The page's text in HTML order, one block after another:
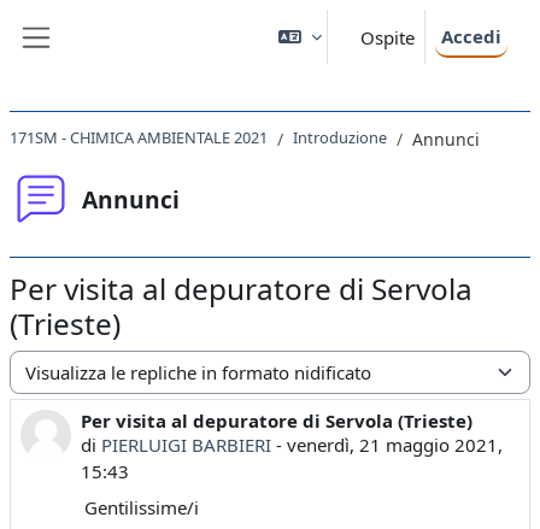
Ospite Accedi
171SM - CHIMICA AMBIENTALE 2021 Introduzione Annunci
Annunci
Per visita al depuratore di Servola
(Trieste)
Modalità visualizzazione
Per visita al depuratore di Servola (Trieste)
di PIERLUIGI BARBIERI- venerdì, 21 maggio 2021,
15:43
Numero di risposte: 0
Gentilissime/i